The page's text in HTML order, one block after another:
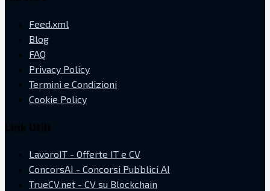
Feed.xml
Blog
FAQ
Privacy Policy
Termini e Condizioni
Cookie Policy
LavoroIT - Offerte IT e CV
ConcorsAI - Concorsi Pubblici AI
TrueCV.net - CV su Blockchain